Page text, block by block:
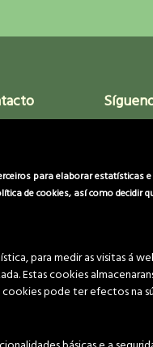
para elaborar estatísticas
de cookies, así como decidir
para medir as visitas á
Estas cookies
pode ter efectos na